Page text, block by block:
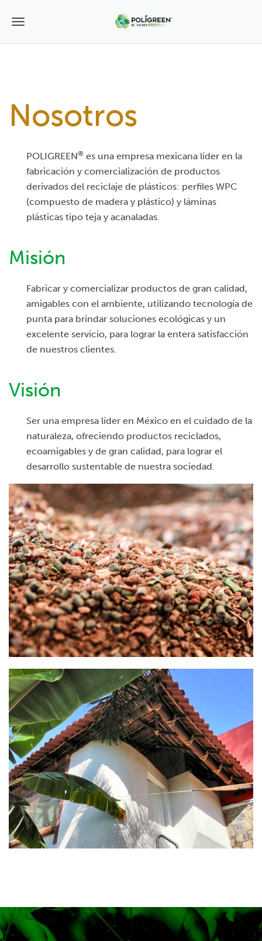
T
o
l
a
Nosotros
POLIGREEN® es una empresa mexicana líder en la
fabricación y comercialización de productos
derivados del reciclaje de plásticos: perfiles WPC
(compuesto de madera y plástico) y láminas
plásticas tipo teja y acanaladas.
Misión
Fabricar y comercializar productos de gran calidad,
amigables con el ambiente, utilizando tecnología de
punta para brindar soluciones ecológicas y un
excelente servicio, para lograr la entera satisfacción
de nuestros clientes.
Visión
Ser una empresa líder en México en el cuidado de la
naturaleza, ofreciendo productos reciclados,
ecoamigables y de gran calidad, para lograr el
desarrollo sustentable de nuestra sociedad.